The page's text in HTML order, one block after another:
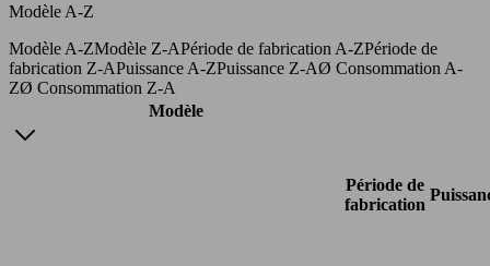
Modèle A-Z
Modèle A-ZModèle Z-APériode de fabrication A-ZPériode de
fabrication Z-APuissance A-ZPuissance Z-AØ Consommation A-
ZØ Consommation Z-A
Modèle
Période de
fabrication